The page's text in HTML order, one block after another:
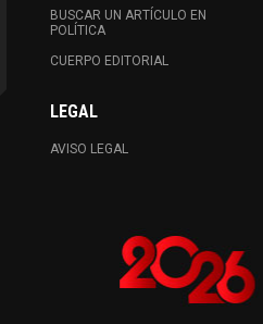
BUSCAR UN ARTÍCULO EN
POLÍTICA
CUERPO EDITORIAL
LEGAL
AVISO LEGAL